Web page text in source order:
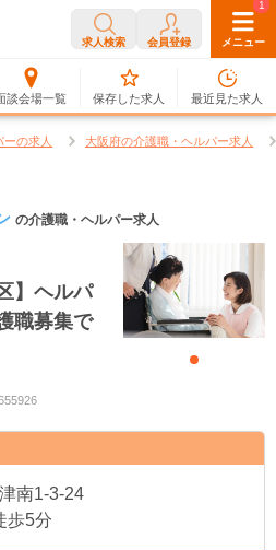
求人検索 会員登録 メニュー
談会場一覧
0
保存した求人
1
最近見た求人
の求人 大阪府の介護職・ヘルパー求人
の介護職・ヘルパー求人
】ヘルパ
職募集で
南1-3-24
歩5分